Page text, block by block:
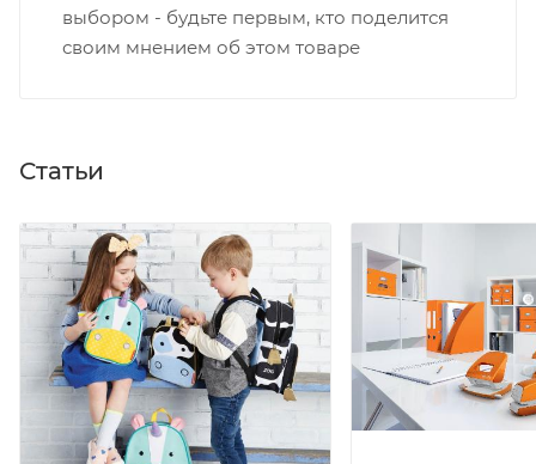
выбором - будьте первым, кто поделится
своим мнением об этом товаре
Статьи